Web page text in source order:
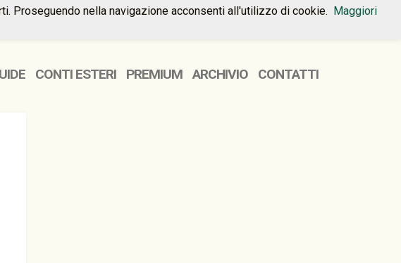
HOME PREMIUM CONTATTI
CONTI ESTERI PREMIUM ARCHIVIO CONTATTI
Proseguendo nella navigazione acconsenti all'utilizzo di cookie. Maggiori